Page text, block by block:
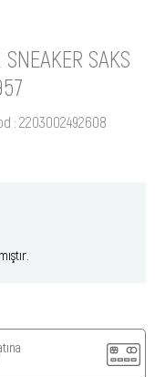
SAKS
: 2203002492608